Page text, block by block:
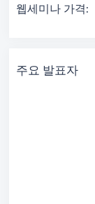
웹세미나 가격:
주요 발표자